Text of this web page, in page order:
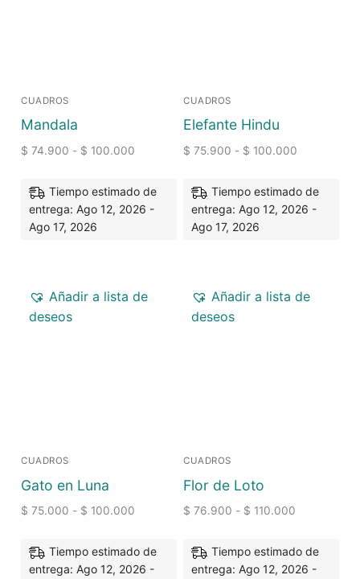
CUADROS
Mandala
$ 74.900 - $ 100.000
Tiempo estimado de
entrega: Ago 12, 2026 -
Ago 17, 2026
CUADROS
Elefante Hindu
$ 75.900 - $ 100.000
Tiempo estimado de
entrega: Ago 12, 2026 -
Ago 17, 2026
Añadir a lista de
deseos
CUADROS
Gato en Luna
$ 75.000 - $ 100.000
Tiempo estimado de
entrega: Ago 12, 2026 -
Añadir a lista de
deseos
CUADROS
Flor de Loto
$ 76.900 - $ 110.000
Tiempo estimado de
entrega: Ago 12, 2026 -